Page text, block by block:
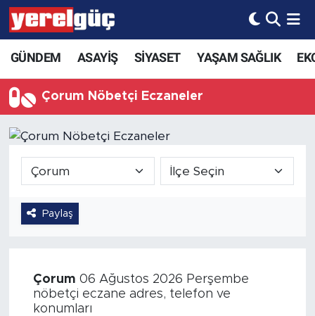
GÜNDEM ASAYİŞ SİYASET YAŞAM SAĞLIK
Çorum Nöbetçi Eczaneler
Paylaş
Çorum 06 Ağustos 2026 Perşembe
nöbetçi eczane adres, telefon ve
konumları